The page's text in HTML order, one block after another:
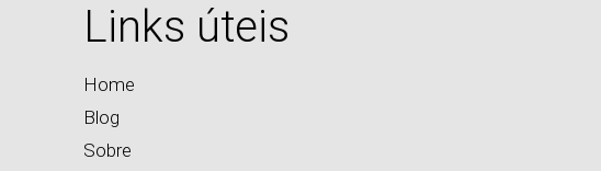
Links úteis
Home
Blog
Sobre